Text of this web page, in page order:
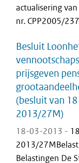
actualisering
nr. CPP2005/
Besluit
prijsgeven
(besluit van
2013/27M)
18-03-2013 -
2013/
Belastingen De